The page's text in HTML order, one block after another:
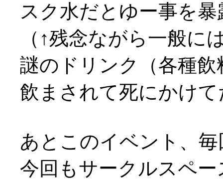
スク水だとゆー事を
（↑残念ながら一般に
謎のドリンク（各種
飲まされて死にかけ
あとこのイベント、
今回もサークルスペ